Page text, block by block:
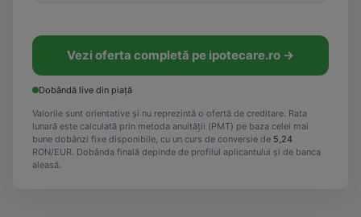
Vezi oferta completă pe ipotecare.ro →
Dobândă live din piață
Valorile sunt orientative și nu reprezintă o ofertă de creditare. Rata
lunară este calculată prin metoda anuității (PMT) pe baza celei mai
bune dobânzi fixe disponibile, cu un curs de conversie de 5,24
RON/EUR. Dobânda finală depinde de profilul aplicantului și de banca
aleasă.